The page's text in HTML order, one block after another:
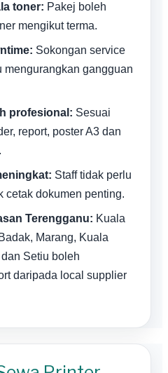
toner: Pakej boleh
mengikut terma.
Sokongan service
mengurangkan gangguan
profesional: Sesuai
report, poster A3 dan
Staff tidak perlu
cetak dokumen penting.
Terengganu: Kuala
Marang, Kuala
Setiu boleh
daripada local supplier